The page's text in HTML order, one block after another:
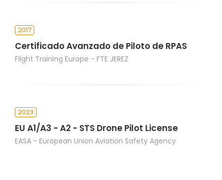
2017
Certificado Avanzado de Piloto de RPAS
Flight Training Europe - FTE JEREZ
2023
EU A1/A3 - A2 - STS Drone Pilot License
EASA - European Union Aviation Safety Agency